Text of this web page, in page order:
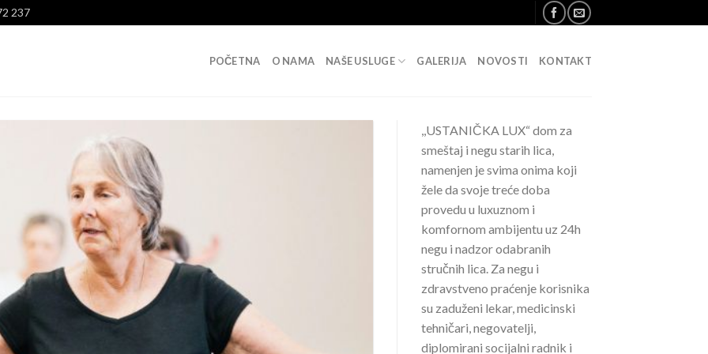
237
POČETNA O NAMA NAŠE USLUGE GALERIJA NOVOSTI KONTAKT
,,USTANIČKA LUX“ dom za
smeštaj i negu starih lica,
namenjen je svima onima koji
žele da svoje treće doba
provedu u luxuznom i
komfornom ambijentu uz 24h
negu i nadzor odabranih
stručnih lica. Za negu i
zdravstveno praćenje korisnika
su zaduženi lekar, medicinski
tehničari, negovatelji,
diplomirani socijalni radnik i